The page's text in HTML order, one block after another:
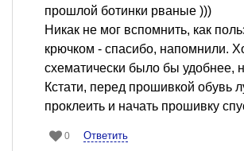
прошлой ботинки рваные )))
Никак не мог вспомнить, как
крючком - спасибо, напомнили.
схематически было бы удобнее,
Кстати, перед прошивкой обувь
проклеить и начать прошивку
0 Ответить